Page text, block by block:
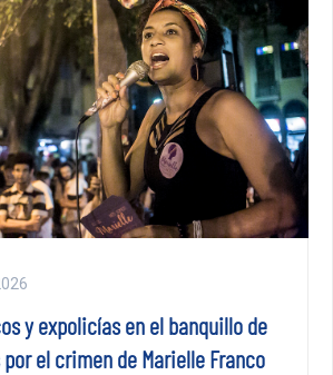
y expolicías en el banquillo de
el crimen de Marielle Franco